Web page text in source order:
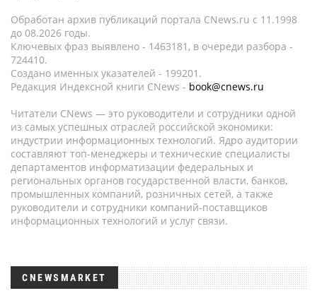
Обработан архив публикаций портала CNews.ru c 11.1998
до 08.2026 годы.
Ключевых фраз выявлено - 1463181, в очереди разбора -
724410.
Создано именных указателей - 199201.
Редакция Индексной книги CNews - book@cnews.ru
Читатели CNews — это руководители и сотрудники одной
из самых успешных отраслей российской экономики:
индустрии информационных технологий. Ядро аудитории
составляют топ-менеджеры и технические специалисты
департаментов информатизации федеральных и
региональных органов государственной власти, банков,
промышленных компаний, розничных сетей, а также
руководители и сотрудники компаний-поставщиков
информационных технологий и услуг связи.
CNEWSMARKET